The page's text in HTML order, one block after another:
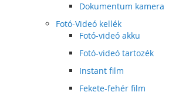
Dokumentum kamera
Fotó-Videó kellék
Fotó-videó akku
Fotó-videó tartozék
Instant film
Fekete-fehér film